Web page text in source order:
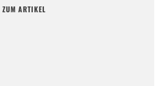
ZUM ARTIKEL